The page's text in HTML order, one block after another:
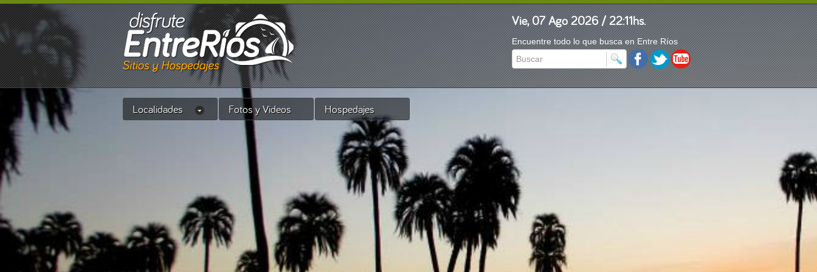
Vie, 07 Ago 2026 / 22:11hs.
Encuentre todo lo que busca en Entre Ríos
Localidades Fotos y Videos Hospedajes